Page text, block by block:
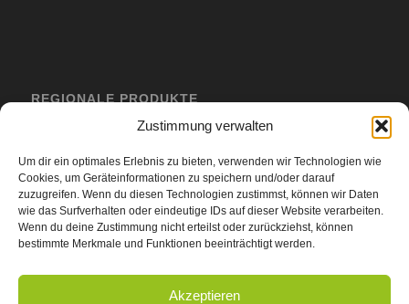
Zustimmung verwalten
Um dir ein optimales Erlebnis zu bieten, verwenden wir Technologien wie
Cookies, um Geräteinformationen zu speichern und/oder darauf
zuzugreifen. Wenn du diesen Technologien zustimmst, können wir Daten
wie das Surfverhalten oder eindeutige IDs auf dieser Website verarbeiten.
Wenn du deine Zustimmung nicht erteilst oder zurückziehst, können
bestimmte Merkmale und Funktionen beeinträchtigt werden.
Akzeptieren
REGIONALE PRODUKTE
Wir beziehen stets regionale sowie nachhaltige Produkte.
SITEMAP